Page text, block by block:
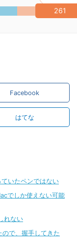
261
Facebook
はてな
いたペンではない
でしか使えない可能
れない
ので、握手してきた